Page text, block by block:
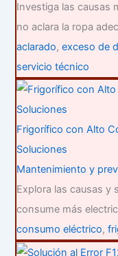
Investiga las causas
no aclara la ropa
aclarado,exceso de
servicio técnico
Frigorífico con Alto
Soluciones
Mantenimiento y
Explora las causas y
consume más
consumo eléctrico,